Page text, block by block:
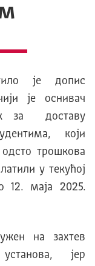
је допис
је оснивач
за доставу
који
трошкова
у текућој
12. маја 2025.
на захтев
јер